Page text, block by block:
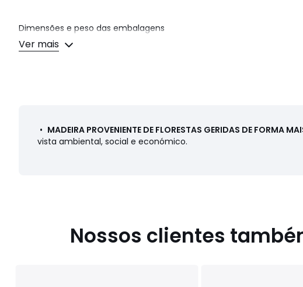
Dimensões e peso das embalagens
1 embalagem
• L54 x A39 x P44 cm, 14,82 kg
Descarregar guia
Ver mais
• MADEIRA PROVENIENTE DE FLORESTAS GERIDAS DE FORMA
vista ambiental, social e económico.
Nossos clientes